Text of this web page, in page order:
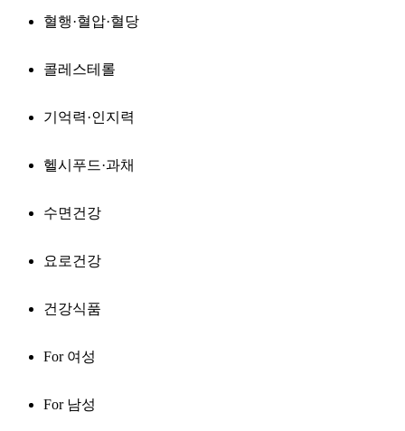
혈행·혈압·혈당
콜레스테롤
기억력·인지력
헬시푸드·과채
수면건강
요로건강
건강식품
For 여성
For 남성